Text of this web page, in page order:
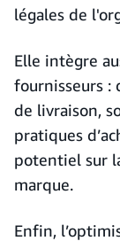
légales de
Elle intègre
fournisseurs :
de livraison,
pratiques
potentiel sur
marque.
Enfin,